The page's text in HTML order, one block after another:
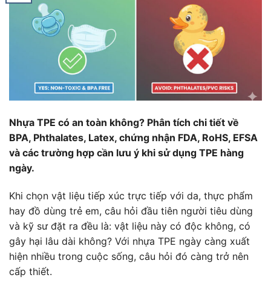
Nhựa TPE có an toàn không? Phân tích chi tiết về
BPA, Phthalates, Latex, chứng nhận FDA, RoHS, EFSA
và các trường hợp cần lưu ý khi sử dụng TPE hàng
ngày.
Khi chọn vật liệu tiếp xúc trực tiếp với da, thực phẩm
hay đồ dùng trẻ em, câu hỏi đầu tiên người tiêu dùng
và kỹ sư đặt ra đều là: vật liệu này có độc không, có
gây hại lâu dài không? Với nhựa TPE ngày càng xuất
hiện nhiều trong cuộc sống, câu hỏi đó càng trở nên
cấp thiết.